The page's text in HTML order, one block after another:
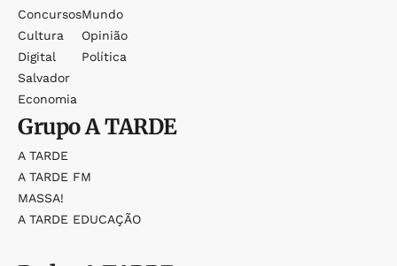
Concursos
Cultura
Digital
Salvador
Economia
Mundo
Opinião
Política
GrupoA TARDE
A TARDE
A TARDE FM
MASSA!
A TARDE EDUCAÇÃO